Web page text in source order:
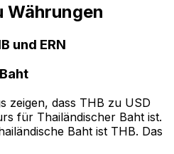
Währungen
und ERN
zeigen, dass THB zu USD
für Thailändischer Baht ist.
Baht ist THB. Das